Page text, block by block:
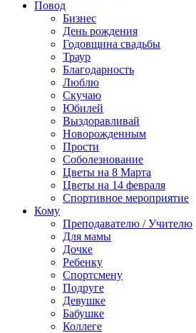
Повод
Бизнес
День рождения
Годовщина свадьбы
Траур
Благодарность
Люблю
Скучаю
Юбилей
Выздоравливай
Новорожденным
Прости
Соболезнование
Цветы на 8 Марта
Цветы на 14 февраля
Спортивное мероприятие
Кому
Преподавателю / Учителю
Для мамы
Дочке
Ребенку
Спортсмену
Подруге
Девушке
Бабушке
Коллеге